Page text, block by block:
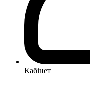
Кабінет